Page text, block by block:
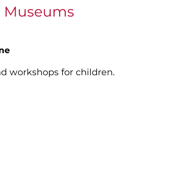
Museums
workshops for children.